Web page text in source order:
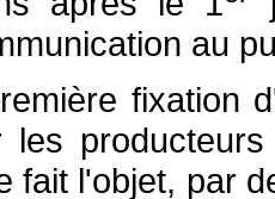
au
fixation
fait l'objet, par